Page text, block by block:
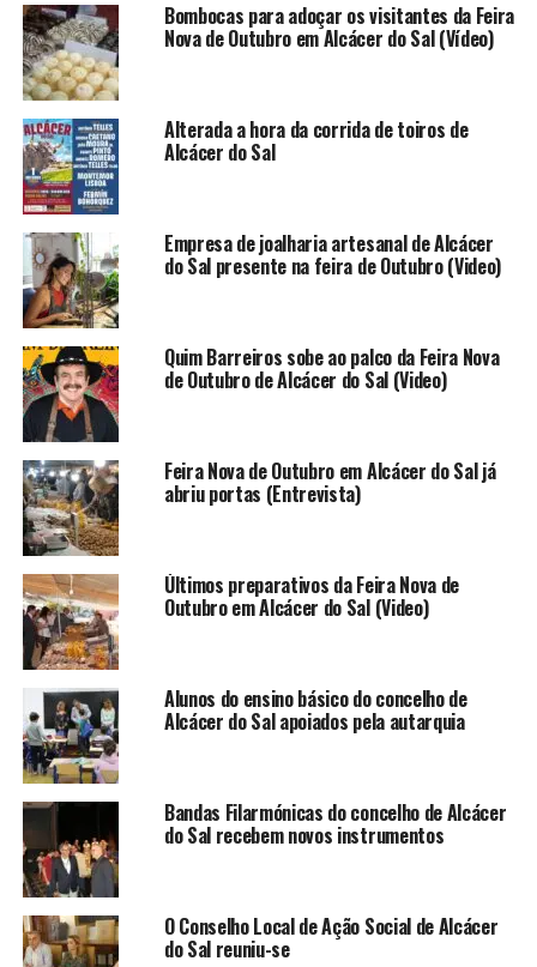
Bombocas para adoçar os visitantes da Feira
Nova de Outubro em Alcácer do Sal (Vídeo)
Alterada a hora da corrida de toiros de
Alcácer do Sal
Empresa de joalharia artesanal de Alcácer
do Sal presente na feira de Outubro (Video)
Quim Barreiros sobe ao palco da Feira Nova
de Outubro de Alcácer do Sal (Video)
Feira Nova de Outubro em Alcácer do Sal já
abriu portas (Entrevista)
Últimos preparativos da Feira Nova de
Outubro em Alcácer do Sal (Video)
Alunos do ensino básico do concelho de
Alcácer do Sal apoiados pela autarquia
Bandas Filarmónicas do concelho de Alcácer
do Sal recebem novos instrumentos
O Conselho Local de Ação Social de Alcácer
do Sal reuniu-se